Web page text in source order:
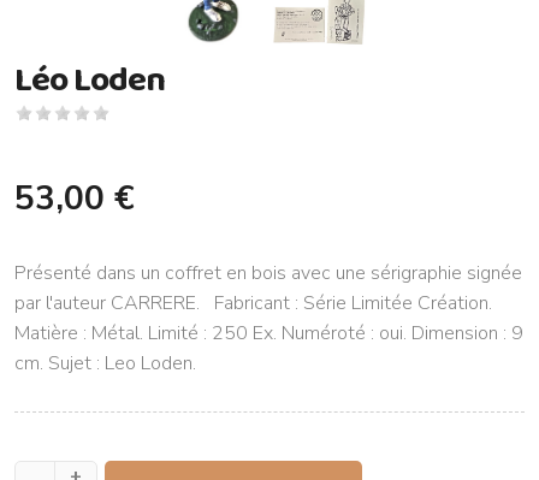
Léo Loden
53,00 €
Présenté dans un coffret en bois avec une sérigraphie signée
par l'auteur CARRERE. Fabricant : Série Limitée Création.
Matière : Métal. Limité : 250 Ex. Numéroté : oui. Dimension : 9
cm. Sujet : Leo Loden.